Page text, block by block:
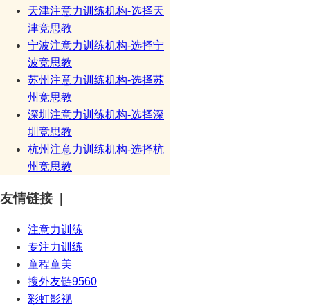
天津注意力训练机构-选择天
津竞思教
宁波注意力训练机构-选择宁
波竞思教
苏州注意力训练机构-选择苏
州竞思教
深圳注意力训练机构-选择深
圳竞思教
杭州注意力训练机构-选择杭
州竞思教
友情链接 |
注意力训练
专注力训练
童程童美
搜外友链9560
彩虹影视